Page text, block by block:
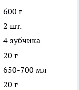
600 г
2 шт.
4 зубчика
20 г
650-700 мл
20 г